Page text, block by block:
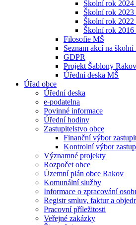
Školní rok 2024
Školní rok 2023
Školní rok 2022
Školní rok 2016
Filosofie MŠ
Seznam akcí na
GDPR
Projekt Šablony
Úřední deska MŠ
Úřad obce
Úřední deska
e-podatelna
Povinné informace
Úřední hodiny
Zastupitelstvo obce
Finanční výbor
Kontrolní výbor
Významné projekty
Rozpočet obce
Územní plán obce Rakov
Komunální služby
Informace o zpracování
Registr smluv, faktur a
Pracovní příležitosti
Veřejné zakázky